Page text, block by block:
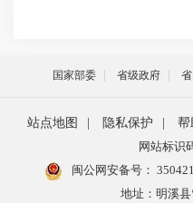
国家部委 省级政府
站点地图 隐私保护 帮
网站标识
闽公网安备号：
地址：明溪